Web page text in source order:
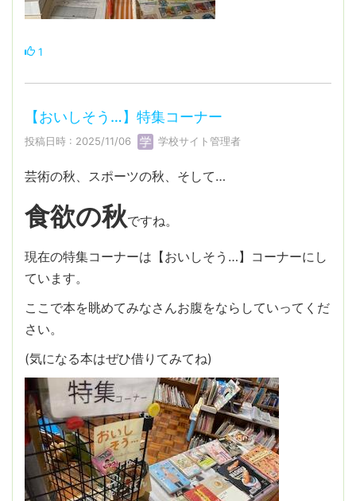
1
【おいしそう…】特集コーナー
投稿日時 : 2025/11/06 学校サイト管理者
芸術の秋、スポーツの秋、そして…
食欲の秋ですね。
現在の特集コーナーは【おいしそう…】コーナーにし
ています。
ここで本を眺めてみなさんお腹をならしていってくだ
さい。
(気になる本はぜひ借りてみてね)